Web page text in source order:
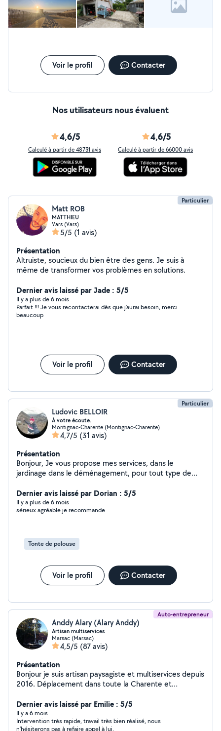
relaxant.
Voir le profil Contacter
Nos utilisateurs nous évaluent
4,6/5
Calculé à partir de 48731 avis
4,6/5
Calculé à partir de 66000 avis
Particulier
Matt ROB
MATTHIEU
Vars (Vars)
5/5 (1 avis)
Présentation
Altruiste, soucieux du bien être des gens. Je suis à
même de transformer vos problèmes en solutions.
Dernier avis laissé par Jade : 5/5
Il y a plus de 6 mois
Parfait !!! Je vous recontacterai dès que j’aurai besoin, merci
beaucoup
Voir le profil Contacter
Particulier
Ludovic BELLOIR
À votre écoute.
Montignac-Charente (Montignac-Charente)
4,7/5 (31 avis)
Présentation
Bonjour, Je vous propose mes services, dans le
jardinage dans le déménagement, pour tout type de
souhaitant vous rendre service et en donnant le meilleur
de moi-même. Cordialement.
Dernier avis laissé par Dorian : 5/5
Il y a plus de 6 mois
sérieux agréable je recommande
Tonte de pelouse
Voir le profil Contacter
Auto-entrepreneur
Anddy Alary (Alary Anddy)
Artisan multiservices
Marsac (Marsac)
4,5/5 (87 avis)
Présentation
Bonjour je suis artisan paysagiste et multiservices depuis
2016. Déplacement dans toute la Charente et
tout renseignement et devis gratuit. Voici mes
prestations : Élagage et abattage tout hauteur avec ou
sans camion nacelle Taille de haie Tonte et
Dernier avis laissé par Emilie : 5/5
Il y a 6 mois
Intervention très rapide, travail très bien réalisé, nous
n’hésiterons pas à refaire appel à lui.